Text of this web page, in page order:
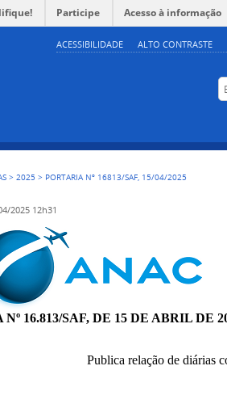
ACESSIBILIDADE ALTO CONTRASTE
Participe Acesso à informação
>2025 > PORTARIA Nº 16813/SAF, 15/04/2025
2025 12h31
16.813/SAF, DE 15 DE ABRIL DE
concedidas